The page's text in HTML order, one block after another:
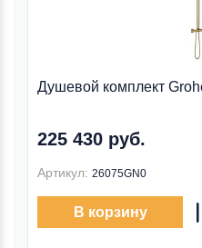
Душевой комплект
225 430 руб.
Артикул: 26075GN0
В корзину